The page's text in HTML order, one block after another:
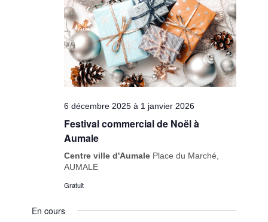
6 décembre 2025 à 1 janvier 2026
Festival commercial de Noël à
Aumale
Centre ville d'Aumale Place du Marché,
AUMALE
Gratuit
En cours